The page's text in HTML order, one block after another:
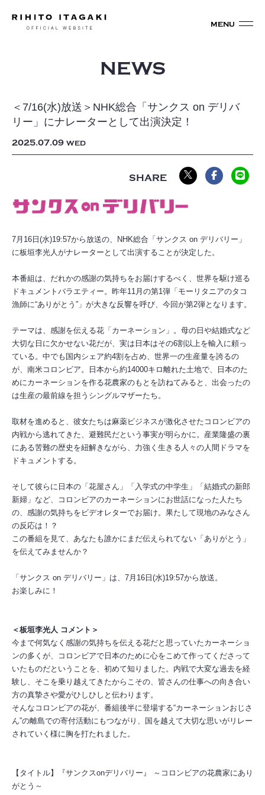
NEWS
＜7/16(水)放送＞NHK総合「サンクス on デリバ
リー」にナレーターとして出演決定！
2025 07 09 WED
7月16日(水)19:57から放送の、NHK総合「サンクス on デリバリー」
に板垣李光人がナレーターとして出演することが決定した。
本番組は、だれかの感謝の気持ちをお届けするべく、世界を駆け巡る
ドキュメントバラエティー。昨年11月の第1弾「モーリタニアのタコ
漁師に“ありがとう”」が大きな反響を呼び、今回が第2弾となります。
テーマは、感謝を伝える花「カーネーション」。母の日や結婚式など
大切な日に欠かせない花だが、実は日本はその6割以上を輸入に頼っ
ている。中でも国内シェア約4割を占め、世界一の生産量を誇るの
が、南米コロンビア。日本から約14000キロ離れた土地で、日本のた
めにカーネーションを作る花農家のもとを訪ねてみると、出会ったの
は生産の最前線を担うシングルマザーたち。
取材を進めると、彼女たちは麻薬ビジネスが激化させたコロンビアの
内戦から逃れてきた、避難民だという事実が明らかに。産業隆盛の裏
にある苦難の歴史を紐解きながら、力強く生きる人々の人間ドラマを
ドキュメントする。
そして彼らに日本の「花屋さん」「入学式の中学生」「結婚式の新郎
新婦」など、コロンビアのカーネーションにお世話になった人たち
の、感謝の気持ちをビデオレターでお届け。果たして現地のみなさん
の反応は！？
この番組を見て、あなたも誰かにまだ伝えられてない「ありがとう」
を伝えてみませんか？
「サンクス on デリバリー」は、7月16日(水)19:57から放送。
お楽しみに！
＜板垣李光人 コメント＞
今まで何気なく感謝の気持ちを伝える花だと思っていたカーネーショ
ンの多くが、コロンビアで日本のために心をこめて作ってくださって
いたものだということを、初めて知りました。内戦で大変な過去を経
験し、そこを乗り越えてきたからこその、皆さんの仕事への向き合い
方の真摯さや愛がひしひしと伝わります。
そんなコロンビアの花が、番組後半に登場する“カーネーションおじさ
ん”の離島での寄付活動にもつながり、国を越えて大切な思いがリレー
されていく様に胸を打たれました。
【タイトル】『サンクスonデリバリー』 ～コロンビアの花農家にあり
がとう～